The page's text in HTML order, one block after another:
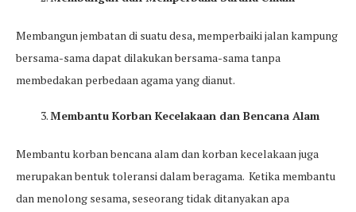
Membangun jembatan di suatu desa, memperbaiki jalan kampung
bersama-sama dapat dilakukan bersama-sama tanpa
membedakan perbedaan agama yang dianut.
Membantu Korban Kecelakaan dan Bencana Alam
Membantu korban bencana alam dan korban kecelakaan juga
merupakan bentuk toleransi dalam beragama. Ketika membantu
dan menolong sesama, seseorang tidak ditanyakan apa